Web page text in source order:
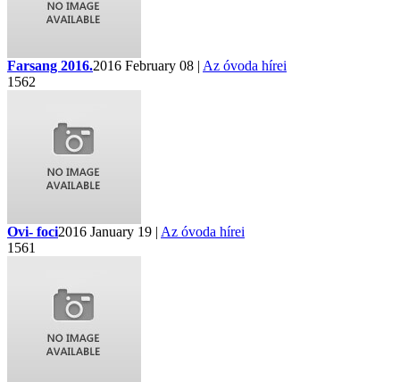
Farsang 2016.2016 February 08 | Az óvoda hírei
1562
Ovi- foci2016 January 19 | Az óvoda hírei
1561